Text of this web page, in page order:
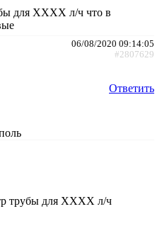
для ХХХХ л/ч что в
06/08/2020 09:14:05
#2807629
Ответить
трубы для ХХХХ л/ч